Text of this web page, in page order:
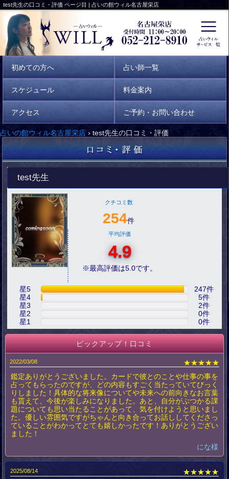
test先生の口コミ・評価 ページ目 | 占いの館ウィル名古屋栄店
初めての方へ 占い師一覧
スケジュール 料金案内
アクセス ご予約・お問い合わせ
占いの館ウィル名古屋栄店 › test先生の口コミ・評価
test先生
クチコミ数
254件
平均評価
4.9
※最高評価は5.0です。
星5 247件
星4
5件
星3
2件
星2
0件
星1
0件
ピックアップ！口コミ
2022/03/08
★★★★★
鑑定ありがとうございました。カードで彼とのことや仕事の事を
占ってもらったのですが、どの内容もすごく当たっていてびっく
りしました！具体的な将来像についてや未来への前向きなお言葉
も貰えて、今後が楽しみになりました。あと、自分がぶつかる課
題についても思い当たることがあって、気を付けようと思いまし
た。優しい雰囲気ですがちゃんと向き合ってお話ししてくださっ
ていることがわかってとても嬉しかったです！ありがとうござい
ました！
にな様
2025/08/14
★★★★★